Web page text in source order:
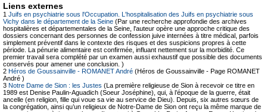
Liens externes
1 Juifs en psychiatrie sous l'Occupation. L'hospitalisation des Juifs en psychiatrie sous
Vichy dans le département de la Seine (Par une recherche approfondie des archives
hospitalières et départementales de la Seine, l'auteur opère une approche critique des
dossiers concernant des personnes de confession juive internées à titre médical, parfois
simplement préventif dans le contexte des risques et des suspicions propres à cette
période. La pénurie alimentaire est confirmée, influant nettement sur la morbidité. Ce
premier travail sera complété par un examen aussi exhaustif que possible des documents
conservés pour amener une conclusion. )
2 Héros de Goussainville - ROMANET André (Héros de Goussainville - Page ROMANET
André )
3 Notre Dame de Sion : les Justes (La première religieuse de Sion à recevoir ce titre en
1989 est Denise Paulin-Aguadich (Soeur Joséphine), qui, à l’époque de la guerre, était
ancelle (en religion, fille qui voue sa vie au service de Dieu). Depuis, six autres sœurs de
la congrégation, ainsi qu’un religieux de Notre-Dame de Sion ont reçu la même marque de